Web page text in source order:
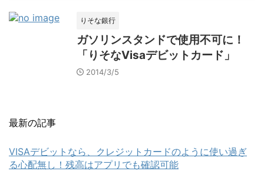
りそな銀行
ガソリンスタンドで使用不可に！
「りそなVisaデビットカード」
2014/3/5
最新の記事
VISAデビットなら、クレジットカードのように使い過ぎ
る心配無し！残高はアプリでも確認可能